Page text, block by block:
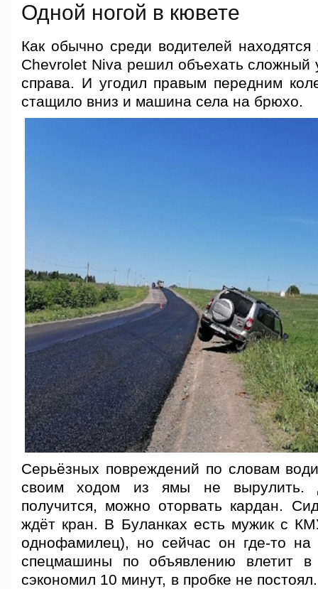
Одной ногой в кювете
Как обычно среди водителей
Chevrolet Niva решил объехать сложный
справа. И угодил правым передним
стащило вниз и машина села на брюхо.
Серьёзных повреждений по словам
своим ходом из ямы не вырулить.
получится, можно оторвать кардан.
ждёт кран. В Буланках есть мужик с
однофамилец), но сейчас он где-то
спецмашины по объявлению влетит в
сэкономил 10 минут, в пробке не